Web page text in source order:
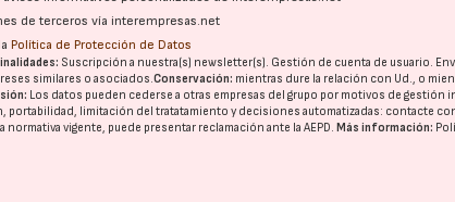
de terceros vía interempresas.net
Política de Protección de Datos
Suscripción a nuestra(s) newsletter(s). Gestión de cuenta de usuario.
similares o asociados.Conservación: mientras dure la relación con Ud., o
Los datos pueden cederse a otras empresas del grupo por motivos de gestión
limitación del tratatamiento y decisiones automatizadas: contacte
normativa vigente, puede presentar reclamación ante laAEPD. Más información: